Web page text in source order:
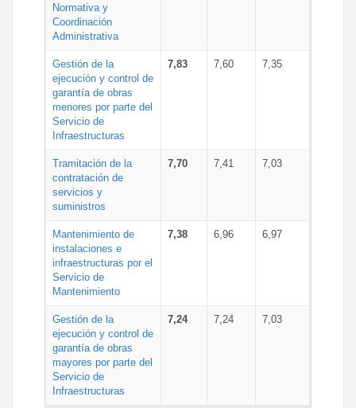
Normativa y
Coordinación
Administrativa
Gestión de la
ejecución y control de
garantía de obras
menores por parte del
Servicio de
Infraestructuras
7,83 7,60 7,35
Tramitación de la
contratación de
servicios y
suministros
7,70 7,41 7,03
Mantenimiento de
instalaciones e
infraestructuras por el
Servicio de
Mantenimiento
7,38 6,96 6,97
Gestión de la
ejecución y control de
garantía de obras
mayores por parte del
Servicio de
Infraestructuras
7,24 7,24 7,03